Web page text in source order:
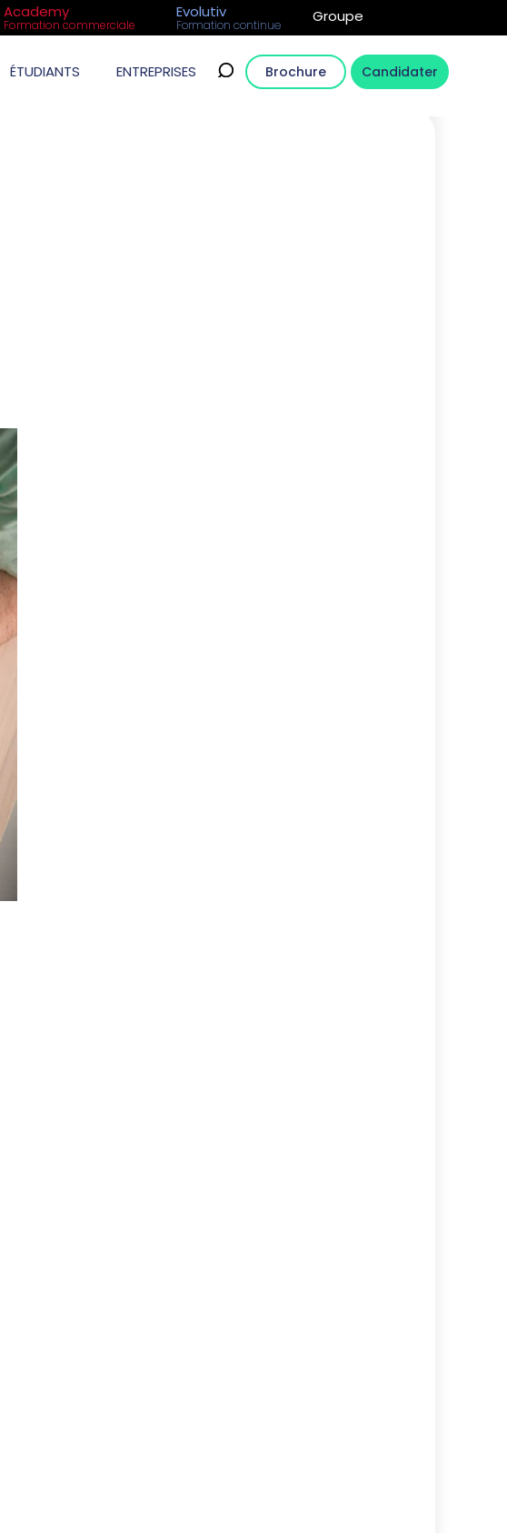
Academy
Formation commerciale
Evolutiv
Formation continue Groupe
ÉTUDIANTS ENTREPRISES Brochure Candidater